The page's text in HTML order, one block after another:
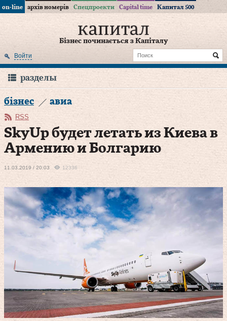
on-line архів номерів Спецпроекти Capital time Капитал 500
Бізнес починається з Капіталу
Войти
разделы
бізнес авиа
RSS
SkyUp будет летать из Киева в
Армению и Болгарию
11.03.2019 / 20:03 12336